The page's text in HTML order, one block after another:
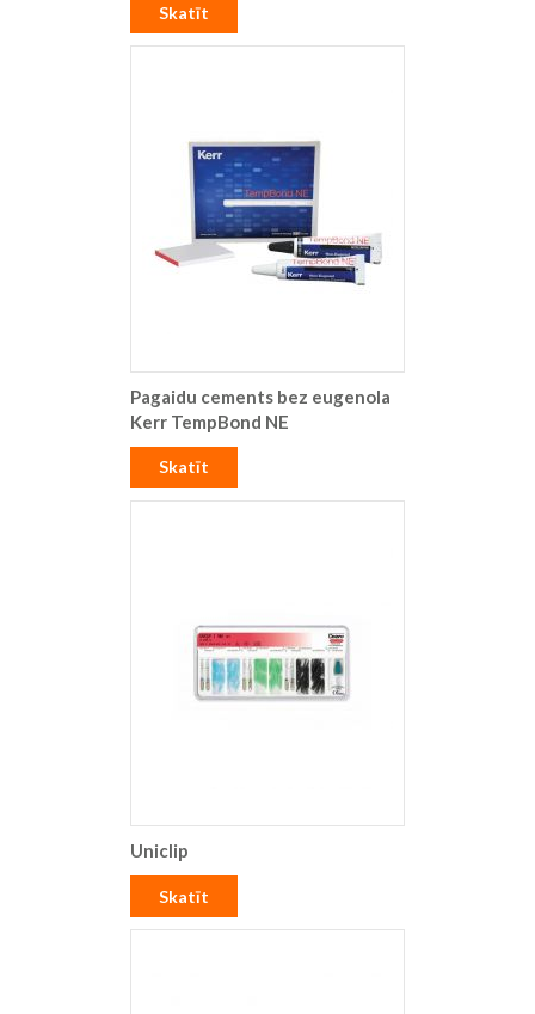
Skatīt
Pagaidu cements bez eugenola
Kerr TempBond NE
Skatīt
Uniclip
Skatīt